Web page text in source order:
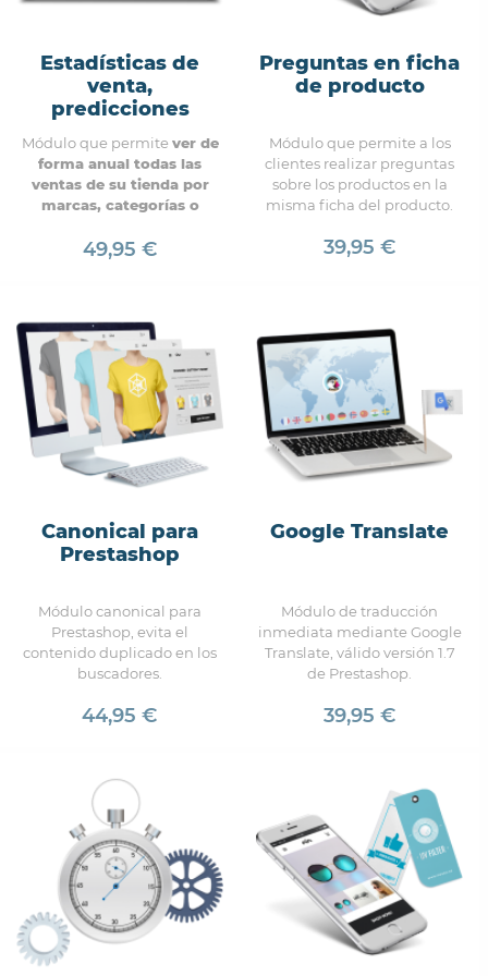
Estadísticas de
venta,
predicciones
Módulo que permite ver de
forma anual todas las
ventas de su tienda por
marcas, categorías o
predecirá las ventas futuras
49,95 €
Preguntas en ficha
de producto
Módulo que permite a los
clientes realizar preguntas
sobre los productos en la
misma ficha del producto.
39,95 €
Canonical para
Prestashop
Módulo canonical para
Prestashop, evita el
contenido duplicado en los
buscadores.
44,95 €
Google Translate
Módulo de traducción
inmediata mediante Google
Translate, válido versión 1.7
de Prestashop.
39,95 €